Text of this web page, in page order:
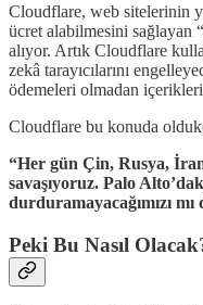
Cloudflare, web sitelerinin
ücret alabilmesini sağlayan
alıyor. Artık Cloudflare
zekâ tarayıcılarını
ödemeleri olmadan
Cloudflare bu konuda
“Her gün Çin, Rusya,
savaşıyoruz. Palo
durduramayacağımızı
Peki Bu Nasıl